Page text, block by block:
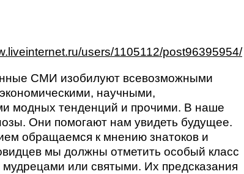
users/1105112/post96395954/
СМИ изобилуют всевозможными
научными,
модных тенденций и прочими. В наше
Они помогают нам увидеть будущее.
обращаемся к мнению знатоков и
мы должны отметить особый класс
или святыми. Их предсказания